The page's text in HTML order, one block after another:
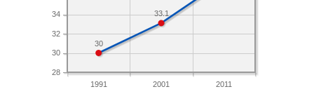
1991 2001 2011
28
30
32
34 33.1
30